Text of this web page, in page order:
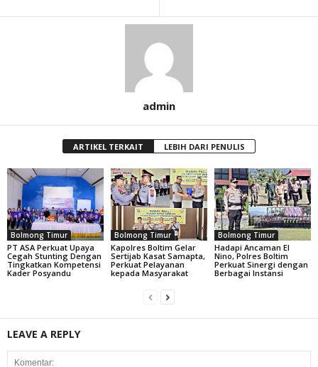
admin
ARTIKEL TERKAIT LEBIH DARI PENULIS
Bolmong Timur
PT ASA Perkuat Upaya
Cegah Stunting Dengan
Tingkatkan Kompetensi
Kader Posyandu
Bolmong Timur
Kapolres Boltim Gelar
Sertijab Kasat Samapta,
Perkuat Pelayanan
kepada Masyarakat
Bolmong Timur
Hadapi Ancaman El
Nino, Polres Boltim
Perkuat Sinergi dengan
Berbagai Instansi
LEAVE A REPLY